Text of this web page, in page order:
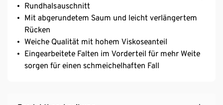
Rundhalsauschnitt
Mit abgerundetem Saum und leicht verlängertem
Rücken
Weiche Qualität mit hohem Viskoseanteil
Eingearbeitete Falten im Vorderteil für mehr Weite
sorgen für einen schmeichelhaften Fall